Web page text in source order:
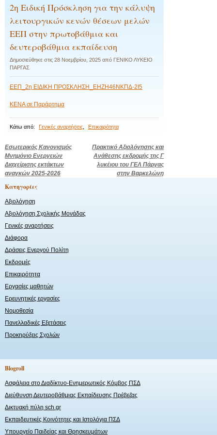
2η Ειδική Πρόσκληση για την κάλυψη
λειτουργικών κενών θέσεων μελών
ΕΕΠ στην πρωτοβάθμια και
δευτεροβάθμια εκπαίδευση
Δημοσιεύθηκε στις 28 Νοεμβρίου, 2025 από ΓΕΝΙΚΟ ΛΥΚΕΙΟ
ΠΑΡΓΑΣ
ΕΕΠ_2η ΕΙΔΙΚΗ ΠΡΟΣΚΛΗΣΗ_ΕΗΖΗ46ΝΚΠΔ-2Ι5
ΚΕΝΑ σε Παράρτημα
Κάτω από: Γενικές αναρτήσεις Επικαιρότητα
Πλοήγηση
άρθρων
Εσωτερικός Κανονισμός
Μνημόνιο Ενεργειών
Διαχείρισης εκτάκτων
αναγκών 2025-2026
Πρακτικό Αξιολόγησης και
Ανάθεσης εκδρομής της Γ
λυκέιου του ΓΕΛ Πάργας
στην Βαρκελώνη
Kατηγορίες
Αξιολόγηση
Αξιολόγηση Σχολικής Μονάδας
Γενικές αναρτήσεις
Διάφορα
Δράσεις Ενεργού Πολίτη
Εκδρομές
Επικαιρότητα
Εργασίες μαθητών
Ερευνητικές εργασίες
Νομοθεσία
Πανελλαδικές Εξετάσεις
Προκηρύξεις Σχολών
Blogroll
Ασφάλεια στο Διαδίκτυο-Ενημερωτικός Κόμβος ΠΣΔ
Διεύθυνση Δευτεροβάθμιας Εκπαίδευσης Πρέβεζας
Δικτυακή πύλη sch.gr
Εκπαιδευτικές Κοινότητες και Ιστολόγια ΠΣΔ
Υπουργείο Παιδείας και Θρησκευμάτων